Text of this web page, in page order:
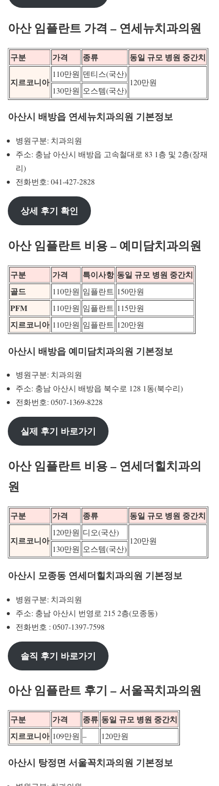
아산 임플란트 가격 – 연세뉴치과의원
구분 가격 종류 동일 규모 병원 중간치
지르코니아
110만원 덴티스(국산)
120만원
130만원 오스템(국산)
아산시 배방읍 연세뉴치과의원 기본정보
병원구분: 치과의원
주소: 충남 아산시 배방읍 고속철대로 83 1층 및 2층(장재
리)
전화번호: 041-427-2828
상세 후기 확인
아산 임플란트 비용 – 예미담치과의원
구분 가격 특이사항 동일 규모 병원 중간치
골드
110만원 임플란트 150만원
PFM 110만원 임플란트 115만원
지르코니아 110만원 임플란트 120만원
아산시 배방읍 예미담치과의원 기본정보
병원구분: 치과의원
주소: 충남 아산시 배방읍 북수로 128 1동(북수리)
전화번호: 0507-1369-8228
실제 후기 바로가기
아산 임플란트 비용 – 연세더힐치과의
원
구분 가격 종류 동일 규모 병원 중간치
지르코니아
120만원 디오(국산)
120만원
130만원 오스템(국산)
아산시 모종동 연세더힐치과의원 기본정보
병원구분: 치과의원
주소: 충남 아산시 번영로 215 2층(모종동)
전화번호 : 0507-1397-7598
솔직 후기 바로가기
아산 임플란트 후기 – 서울꼭치과의원
구분 가격 종류 동일 규모 병원 중간치
지르코니아 109만원 – 120만원
아산시 탕정면 서울꼭치과의원 기본정보